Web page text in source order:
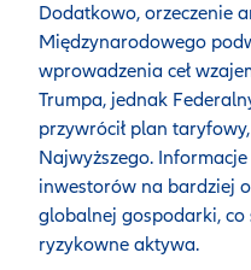
Dodatkowo, orzeczenie
Międzynarodowego
wprowadzenia ceł
Trumpa, jednak
przywrócił plan
Najwyższego.
inwestorów na bardziej
globalnej gospodarki,
ryzykowne aktywa.